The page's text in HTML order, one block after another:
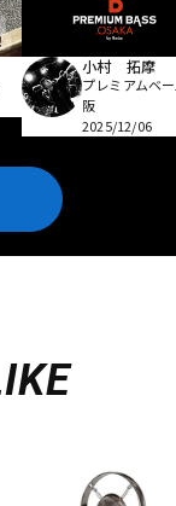
小村 拓摩
プレミアムベ
阪
2025/12/06